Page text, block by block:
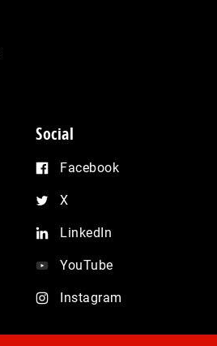
Social
Facebook
X
LinkedIn
YouTube
Instagram